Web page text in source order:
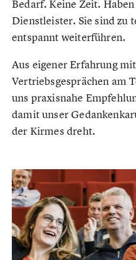
Bedarf. Keine Zeit.
Dienstleister. Sie sind zu
entspannt weiterführen.
Aus eigener Erfahrung
Vertriebsgesprächen am
uns praxisnahe
damit unser
der Kirmes dreht.